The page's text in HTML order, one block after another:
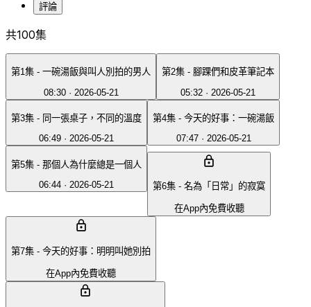
評論
共100集
第1集 - 一碗湯飯與叫人別拍的男人
08:30· 2026-05-21
第2集 - 腳踝們和皮革筆記本
05:32 · 2026-05-21
第3集 - 同一張桌子，不同的溫度
06:49 · 2026-05-21
第4集 - 今天的好事：一碗湯飯
07:47· 2026-05-21
第5集 - 那個人為什麼總是一個人
06:44 · 2026-05-21 第6集 - 名為「日常」的寂寞
在App內免費收聽
第7集 - 今天的好事：明明叫她別拍
在App內免費收聽